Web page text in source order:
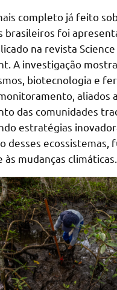
completo já feito
brasileiros foi
na revista
A investigação
biotecnologia e
aliados
das comunidades
estratégias
desses ecossistemas,
às mudanças climáticas.